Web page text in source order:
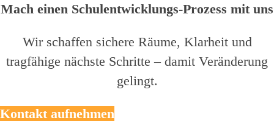
Mach einen Schulentwicklungs-Prozess mit uns
Wir schaffen sichere Räume, Klarheit und
tragfähige nächste Schritte – damit Veränderung
gelingt.
Kontakt aufnehmen